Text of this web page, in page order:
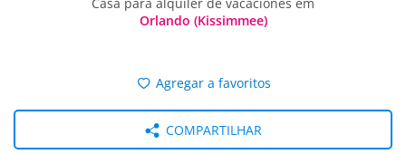
Orlando (Kissimmee)
Agregar a favoritos
COMPARTILHAR